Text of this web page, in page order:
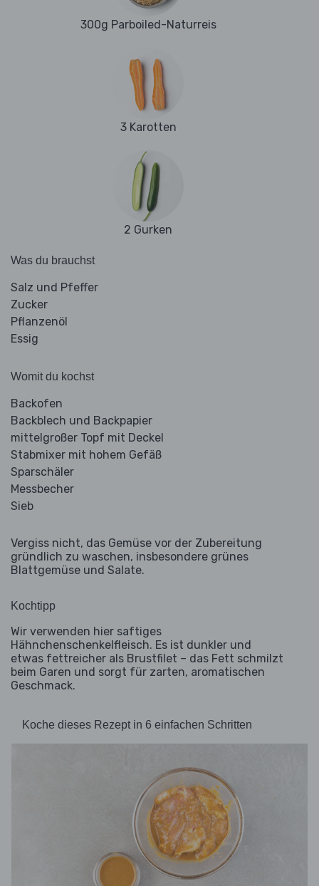
300g Parboiled-Naturreis
3 Karotten
2 Gurken
Was du brauchst
Salz und Pfeffer
Zucker
Pflanzenöl
Essig
Womit du kochst
Backofen
Backblech und Backpapier
mittelgroßer Topf mit Deckel
Stabmixer mit hohem Gefäß
Sparschäler
Messbecher
Sieb
Vergiss nicht, das Gemüse vor der Zubereitung
gründlich zu waschen, insbesondere grünes
Blattgemüse und Salate.
Kochtipp
Wir verwenden hier saftiges
Hähnchenschenkelfleisch. Es ist dunkler und
etwas fettreicher als Brustfilet – das Fett schmilzt
beim Garen und sorgt für zarten, aromatischen
Geschmack.
Koche dieses Rezept in 6 einfachen Schritten